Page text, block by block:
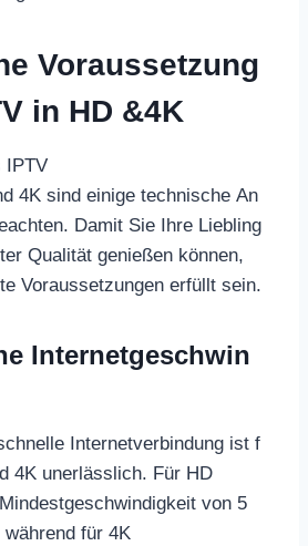
Voraussetzung
in HD &4K
IPTV
4K sind einige technische An
Damit Sie Ihre Liebling
Qualität genießen können,
Voraussetzungen erfüllt sein.
Internetgeschwin
Internetverbindung ist f
4K unerlässlich. Für HD
von 5
für 4K